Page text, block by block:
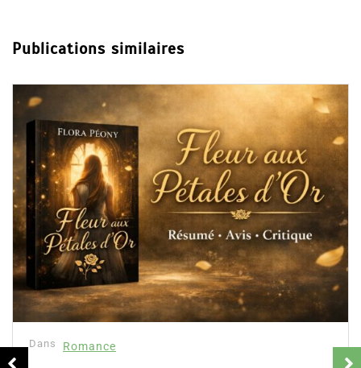
Publications similaires
Romance